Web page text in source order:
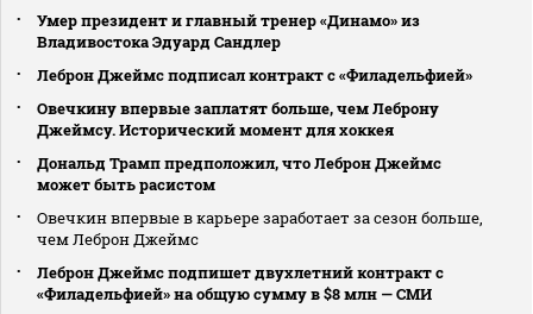
Умер президент и главный тренер «Динамо» из
Владивостока Эдуард Сандлер
Леброн Джеймс подписал контракт с «Филадельфией»
Овечкину впервые заплатят больше, чем Леброну
Джеймсу. Исторический момент для хоккея
Дональд Трамп предположил, что Леброн Джеймс
может быть расистом
Овечкин впервые в карьере заработает за сезон больше,
чем Леброн Джеймс
Леброн Джеймс подпишет двухлетний контракт с
«Филадельфией» на общую сумму в $8 млн — СМИ